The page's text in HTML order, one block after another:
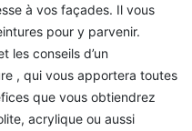
à vos façades. Il vous
pour y parvenir.
les conseils d’un
, qui vous apportera toutes
que vous obtiendrez
acrylique ou aussi